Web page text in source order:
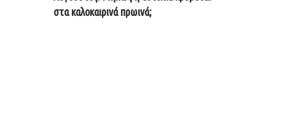
στα καλοκαιρινά πρωινά;